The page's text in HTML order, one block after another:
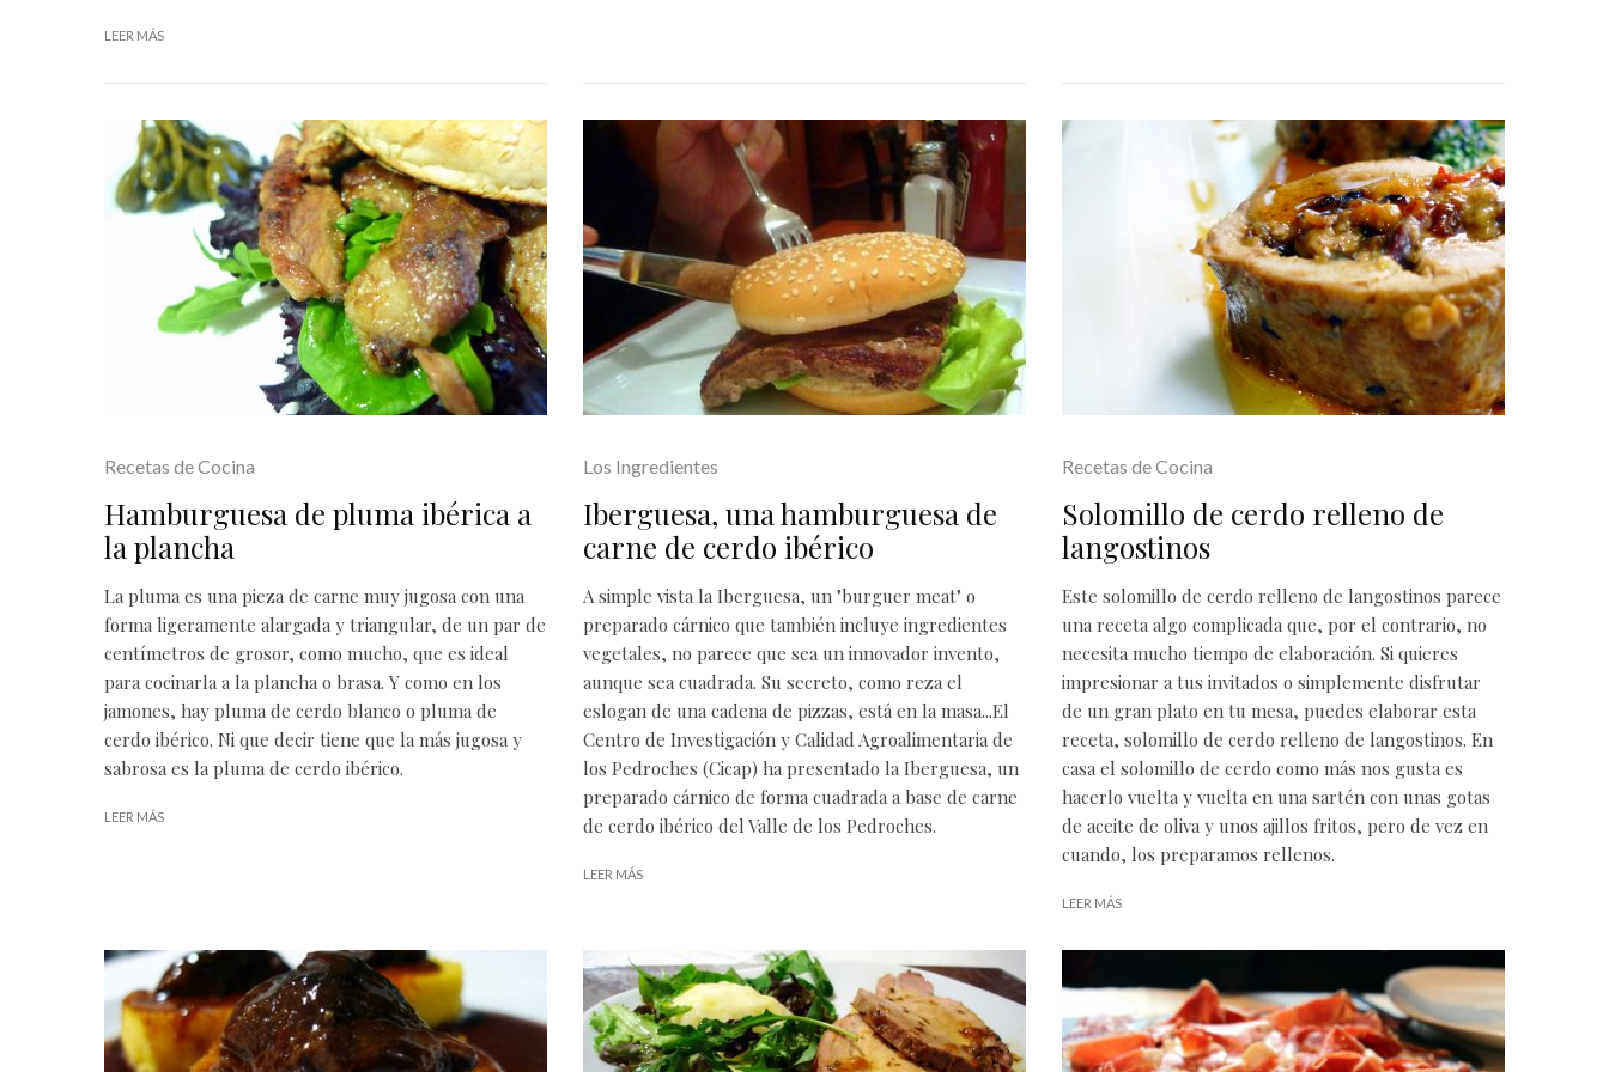
LEER MÁS
Recetas de Cocina
Hamburguesa de pluma ibérica a
la plancha
La pluma es una pieza de carne muy jugosa con una
forma ligeramente alargada y triangular, de un par de
centímetros de grosor, como mucho, que es ideal
para cocinarla a la plancha o brasa. Y como en los
jamones, hay pluma de cerdo blanco o pluma de
cerdo ibérico. Ni que decir tiene que la más jugosa y
sabrosa es la pluma de cerdo ibérico.
LEER MÁS
Los Ingredientes
Iberguesa, una hamburguesa de
carne de cerdo ibérico
A simple vista la Iberguesa, un "burguer meat" o
preparado cárnico que también incluye ingredientes
vegetales, no parece que sea un innovador invento,
aunque sea cuadrada. Su secreto, como reza el
eslogan de una cadena de pizzas, está en la masa...El
Centro de Investigación y Calidad Agroalimentaria de
los Pedroches (Cicap) ha presentado la Iberguesa, un
preparado cárnico de forma cuadrada a base de carne
de cerdo ibérico del Valle de los Pedroches.
LEER MÁS
Recetas de Cocina
Solomillo de cerdo relleno de
langostinos
Este solomillo de cerdo relleno de langostinos parece
una receta algo complicada que, por el contrario, no
necesita mucho tiempo de elaboración. Si quieres
impresionar a tus invitados o simplemente disfrutar
de un gran plato en tu mesa, puedes elaborar esta
receta, solomillo de cerdo relleno de langostinos. En
casa el solomillo de cerdo como más nos gusta es
hacerlo vuelta y vuelta en una sartén con unas gotas
de aceite de oliva y unos ajillos fritos, pero de vez en
cuando, los preparamos rellenos.
LEER MÁS